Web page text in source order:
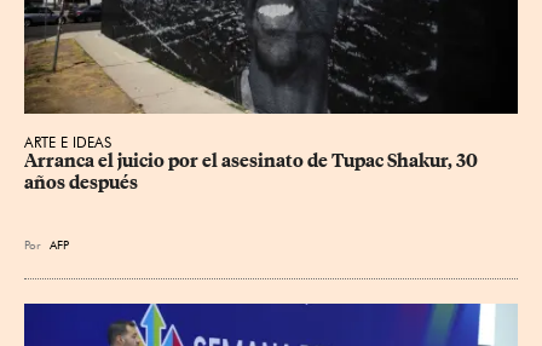
ARTE E IDEAS
Arranca el juicio por el asesinato de Tupac Shakur, 30
años después
Por AFP